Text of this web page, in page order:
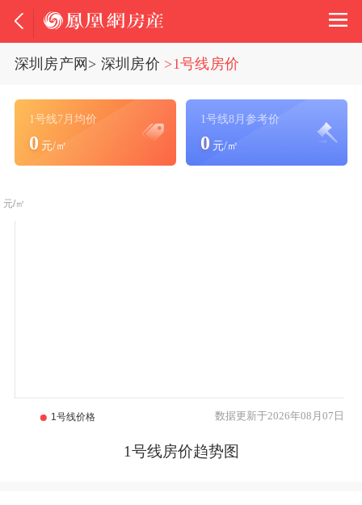
深圳房产网 > 深圳房价 >1号线房价
1号线7月均价
0 元/㎡
1号线8月参考价
0 元/㎡
1号线房价趋势图
数据更新于2026年08月07日